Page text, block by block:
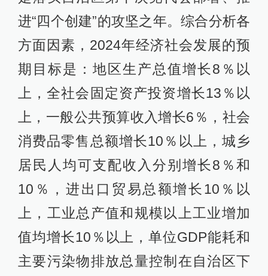
进“四个创建”的攻坚之年。综合分析各
方面因素，2024年经济社会发展的预
期目标是：地区生产总值增长8％以
上，全社会固定资产投资增长13％以
上，一般公共预算收入增长6％，社会
消费品零售总额增长10％以上，城乡
居民人均可支配收入分别增长8％和
10％，进出口贸易总额增长10％以
上，工业总产值和规模以上工业增加
值均增长10％以上，单位GDP能耗和
主要污染物排放总量控制在自治区下